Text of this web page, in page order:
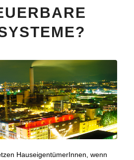
HauseigentümerInnen, wenn